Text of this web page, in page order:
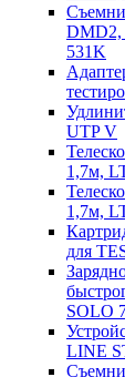
DMD2,
531K
UTP V
1,7м,
1,7м,
для
SOLO
LINE